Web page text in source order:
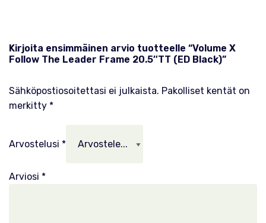
Kirjoita ensimmäinen arvio tuotteelle “Volume X
Follow The Leader Frame 20.5″TT (ED Black)”
Sähköpostiosoitettasi ei julkaista. Pakolliset kentät on
merkitty *
Arvostelusi *
Arviosi *